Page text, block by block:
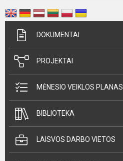
DOKUMENTAI
PROJEKTAI
MĖNESIO VEIKLOS PLANAS
BIBLIOTEKA
LAISVOS DARBO VIETOS